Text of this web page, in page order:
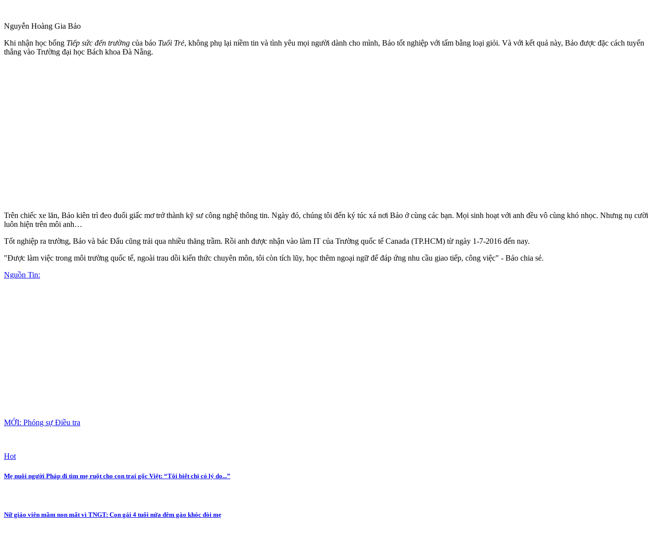
Nguyễn Hoàng Gia Bảo
Khi nhận học bổng Tiếp sức đến trường của báo Tuổi Trẻ, không phụ lại niềm tin và tình yêu mọi người dành cho mình, Bảo tốt nghiệp với tấm bằng loại giỏi. Và với kết quả này, Bảo được đặc cách tuyển
thẳng vào Trường đại học Bách khoa Đà Nẵng.
Trên chiếc xe lăn, Bảo kiên trì đeo đuổi giấc mơ trở thành kỹ sư công nghệ thông tin. Ngày đó, chúng tôi đến ký túc xá nơi Bảo ở cùng các bạn. Mọi sinh hoạt với anh đều vô cùng khó nhọc. Nhưng nụ cười
luôn hiện trên môi anh…
Tốt nghiệp ra trường, Bảo và bác Đẩu cũng trải qua nhiều thăng trầm. Rồi anh được nhận vào làm IT của Trường quốc tế Canada (TP.HCM) từ ngày 1-7-2016 đến nay.
"Được làm việc trong môi trường quốc tế, ngoài trau dồi kiến thức chuyên môn, tôi còn tích lũy, học thêm ngoại ngữ để đáp ứng nhu cầu giao tiếp, công việc" - Bảo chia sẻ.
Nguồn Tin:
MỚI: Phóng sự Điều tra
Hot
Mẹ nuôi người Pháp đi tìm mẹ ruột cho con trai gốc Việt: “Tôi biết chị có lý do...”
Nữ giáo viên mầm non mất vì TNGT: Con gái 4 tuổi nửa đêm gào khóc đòi mẹ